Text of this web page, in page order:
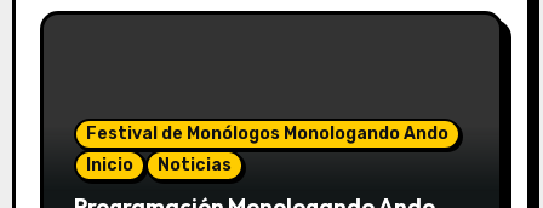
Festival de Monólogos Monologando Ando
Inicio
Noticias